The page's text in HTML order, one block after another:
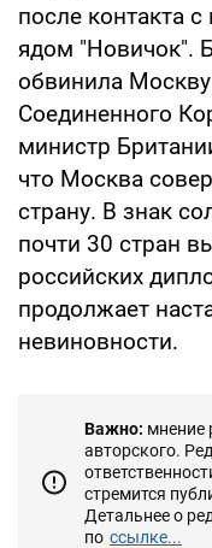
после контакта
ядом "Новичок".
обвинила
Соединенного
министр
что Москва
страну. В знак
почти 30 стран
российских
продолжает
невиновности.
Важно: мнение
авторского.
стремится
Детальнее о
по ссылке...